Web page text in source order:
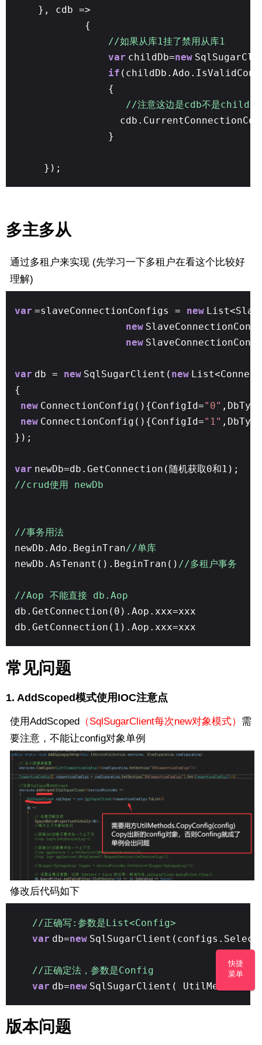
}, cdb =>
{
//如果从库1挂了禁用从库1
var childDb=new
if
{
//注意这边是cdb不是childDb
}
});
多主多从
通过多租户来实现 (先学习一下多租户在看这个比较好
理解)
var =slaveConnectionConfigs = new
new
new
var db = new SqlSugarClient( new
{
new ConnectionConfig(){ConfigId="0"
new ConnectionConfig(){ConfigId="1"
});
var newDb=db.GetConnection(随机获取0和1);
//crud使用 newDb
//事务用法
newDb.Ado.BeginTran//单库
newDb.AsTenant().BeginTran() //多租户事务
//Aop 不能直接 db.Aop
db.GetConnection(0).Aop.xxx=xxx
db.GetConnection(1).Aop.xxx=xxx
常见问题
1. AddScoped模式使用IOC注意点
使用AddScoped （SqlSugarClient每次new对象模式） 需
要注意，不能让config对象单例
修改后代码如下
//正确写:参数是List<Config>
var db=new
//正确定法，参数是Config
var db=new SqlSugarClient(
版本问题
快捷
菜单